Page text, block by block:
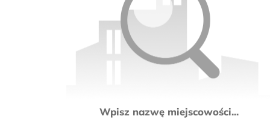
Wpisz nazwę miejscowości...